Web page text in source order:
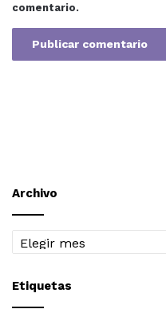
comentario.
Archivo
Archivo
Etiquetas